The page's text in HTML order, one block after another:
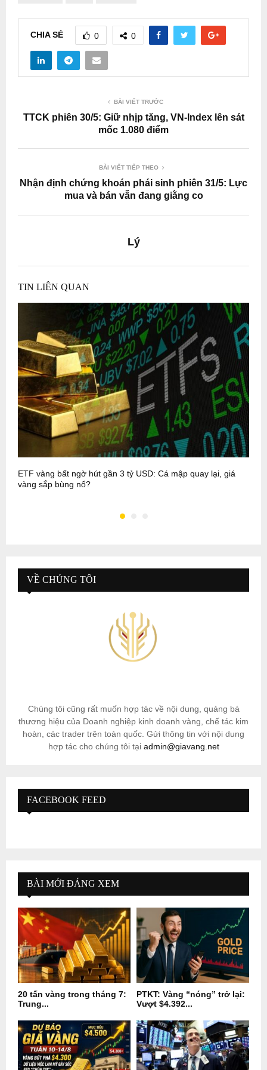
CHIA SẺ 0 0
BÀI VIẾT TRƯỚC
TTCK phiên 30/5: Giữ nhịp tăng, VN-Index lên sát
mốc 1.080 điểm
BÀI VIẾT TIẾP THEO
Nhận định chứng khoán phái sinh phiên 31/5: Lực
mua và bán vẫn đang giằng co
Lý
TIN LIÊN QUAN
ETF vàng bất ngờ hút gần 3 tỷ USD: Cá mập quay lại, giá
vàng sắp bùng nổ?
VỀ CHÚNG TÔI
Chúng tôi cũng rất muốn hợp tác về nội dung, quảng bá
thương hiệu của Doanh nghiệp kinh doanh vàng, chế tác kim
hoàn, các trader trên toàn quốc. Gửi thông tin với nội dung
hợp tác cho chúng tôi tại admin@giavang.net
FACEBOOK FEED
BÀI MỚI ĐÁNG XEM
20 tấn vàng trong tháng 7:
Trung...
PTKT: Vàng “nóng” trở lại:
Vượt $4.392...